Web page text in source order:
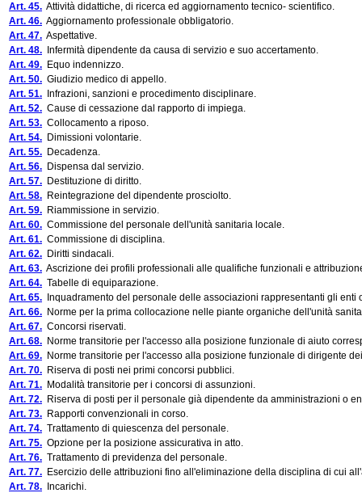
Art. 45. Attività didattiche, di ricerca ed aggiornamento tecnico- scientifico.
Art. 46. Aggiornamento professionale obbligatorio.
Art. 47. Aspettative.
Art. 48. Infermità dipendente da causa di servizio e suo accertamento.
Art. 49. Equo indennizzo.
Art. 50. Giudizio medico di appello.
Art. 51. Infrazioni, sanzioni e procedimento disciplinare.
Art. 52. Cause di cessazione dal rapporto di impiega.
Art. 53. Collocamento a riposo.
Art. 54. Dimissioni volontarie.
Art. 55. Decadenza.
Art. 56. Dispensa dal servizio.
Art. 57. Destituzione di diritto.
Art. 58. Reintegrazione del dipendente prosciolto.
Art. 59. Riammissione in servizio.
Art. 60. Commissione del personale dell'unità sanitaria locale.
Art. 61. Commissione di disciplina.
Art. 62. Diritti sindacali.
Art. 63. Ascrizione dei profili professionali alle qualifiche funzionali e
Art. 64. Tabelle di equiparazione.
Art. 65. Inquadramento del personale delle associazioni rappresentanti gli enti
Art. 66. Norme per la prima collocazione nelle piante organiche dell'unità
Art. 67. Concorsi riservati.
Art. 68. Norme transitorie per l'accesso alla posizione funzionale di aiuto
Art. 69. Norme transitorie per l'accesso alla posizione funzionale di dirigente
Art. 70. Riserva di posti nei primi concorsi pubblici.
Art. 71. Modalità transitorie per i concorsi di assunzioni.
Art. 72. Riserva di posti per il personale già dipendente da amministrazioni o
Art. 73. Rapporti convenzionali in corso.
Art. 74. Trattamento di quiescenza del personale.
Art. 75. Opzione per la posizione assicurativa in atto.
Art. 76. Trattamento di previdenza del personale.
Art. 77. Esercizio delle attribuzioni fino all'eliminazione della disciplina di cui
Art. 78. Incarichi.